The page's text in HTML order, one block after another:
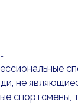
не
спортсмены,